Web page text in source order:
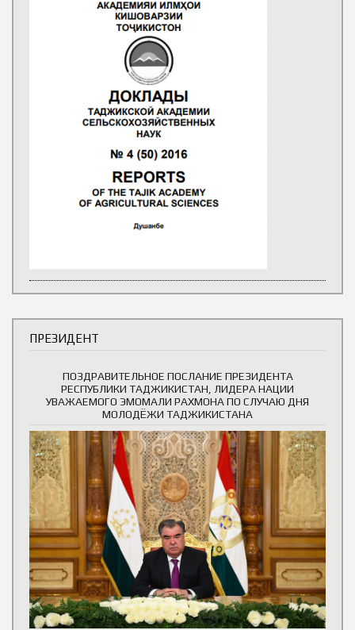
ПРЕЗИДЕНТ
ПОЗДРАВИТЕЛЬНОЕ ПОСЛАНИЕ ПРЕЗИДЕНТА
РЕСПУБЛИКИ ТАДЖИКИСТАН, ЛИДЕРА НАЦИИ
УВАЖАЕМОГО ЭМОМАЛИ РАХМОНА ПО СЛУЧАЮ ДНЯ
МОЛОДЁЖИ ТАДЖИКИСТАНА